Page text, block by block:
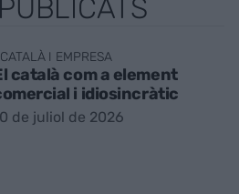
CATALÀ I EMPRESA
català com a element
i idiosincràtic
de juliol de 2026